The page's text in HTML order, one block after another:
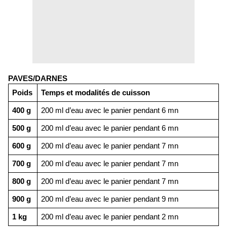
PAVES/DARNES
Poids
Temps et modalités de cuisson
400 g 200 ml d’eau avec le panier pendant 6 mn
500 g 200 ml d’eau avec le panier pendant 6 mn
600 g 200 ml d’eau avec le panier pendant 7 mn
700 g 200 ml d’eau avec le panier pendant 7 mn
800 g 200 ml d’eau avec le panier pendant 7 mn
900 g 200 ml d’eau avec le panier pendant 9 mn
1 kg 200 ml d’eau avec le panier pendant 2 mn